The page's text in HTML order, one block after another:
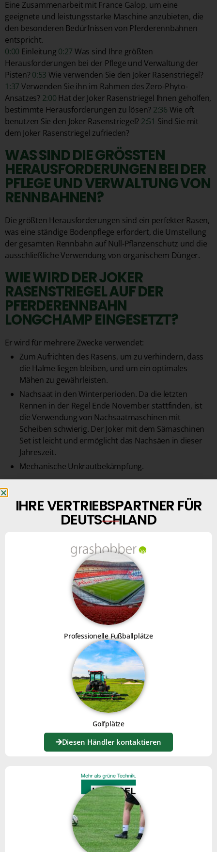
Eine Zusammenarbeit mit France Galop, um eine
geeignete und leistungsstarke Maschine anzubieten, die
den besonderen Bedürfnissen von Pferderennbahnen
entspricht.
0:00 Einleitung 0:27 Was sind Ihre größten
Herausforderungen bei der Pflege und Verwaltung der
Pisten? 0:53 Wie verwenden Sie den Joker Rasenstriegel?
1:37 Verwenden Sie ihn im Rahmen des Zero-Phyto-
Ansatzes? 2:00 Hat der Joker Rasenstriegel Ihnen geholfen,
bestimmte Herausforderungen zu lösen? 2:36 Wie oft
benutzen Sie den Joker Rasenstriegel? 2:51 Sind Sie mit
dem Joker Rasenstriegel zufrieden?
WAS SIND DIE GRÖSSTEN H
ERAUSFORDERUNGEN BEI DER P
FLEGE UND VERWALTUNG VON R
ENNBAHNEN?
Die größten Herausforderungen sind ein perfekter Rasen,
was eine ständige Bodenpflege erfordert, die Umstellung
der gesamten Rennbahn auf Null-Pflanzenschutz und die
ausschließliche Verwendung von organischem Dünger.
WIE WIRD DER JOKER
RASENSTRIEGEL AUF DER
PFERDERENNBAHN
LONGCHAMP EINGESETZT?
Er wird für mehrere Zwecke verwendet:
Zum Aufrichten des Rasens, um zu verhindern, dass
die Halme liegen bleiben, und um ein optimales
Mähen zu gewährleisten.
Nachsaat in den Winterperioden. Da die letzten
Rennen in der Regel Ende November stattfinden, ist
die Verwendung von Nachsaatmaschinen mit
Scheiben schwierig. Der Joker mit dem Sämaschinen
Set ist leicht und ermöglicht das Nachsäen in dieser
Jahreszeit.
Mechanische Unkrautbekämpfung.
WIRD DER JOKER IM RAHMEN
DES ZERO-PHYTO-ANSATZES
EINGESETZT?
Der Joker Rasenstriegel wird im Rahmen dieses Konzepts
eingesetzt, um unter anderem eine mechanische
Unkrautbekämpfung durchzuführen.
Unerwünschte Gräser wie Lieschgras werden durch die
Arbeit der Zinken geschwächt. Dann ersetzt das von der
diese unerwünschten Unkräuter.
Lieschgras hat übrigens den Nachteil, dass es sich leicht
hinlegt, der Einsatz des Jokers ermöglicht also auch das
Aufrichten des Lieschgrases vor dem Mähen.
HAT DER JOKER DAZU
BEIGETRAGEN, BESTIMMTE
IHRE VERTRIEBSPARTNER FÜR
DEUTSCHLAND
Professionelle Fußballplätze
Golfplätze
Diesen Händler kontaktieren